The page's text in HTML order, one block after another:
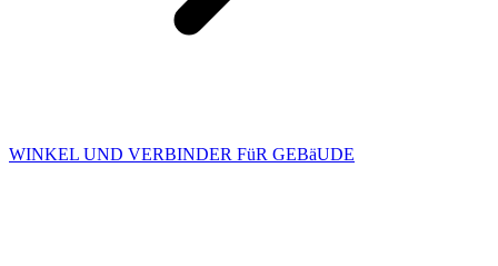
WINKEL UND VERBINDER FüR GEBäUDE